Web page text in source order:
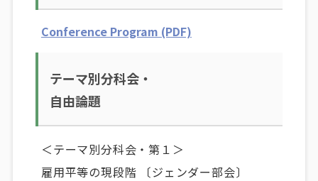
Conference Program (PDF)
テーマ別分科会・
自由論題
＜テーマ別分科会・第１＞
雇用平等の現段階 〔ジェンダー部会〕